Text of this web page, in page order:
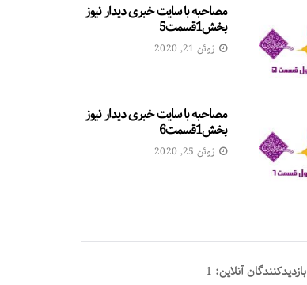
مصاحبه با سایت خبری دیدار نیوز
بخش1قسمت5
ژوئن 21, 2020
مصاحبه با سایت خبری دیدار نیوز
بخش1قسمت6
ژوئن 25, 2020
بازدیدکنندگان آنلاین: 1